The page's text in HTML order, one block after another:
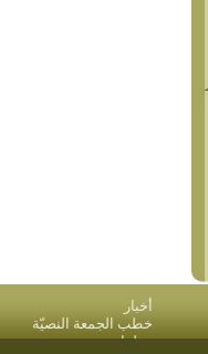
أخبار
خطب الجمعة النصيّة
مؤلفات